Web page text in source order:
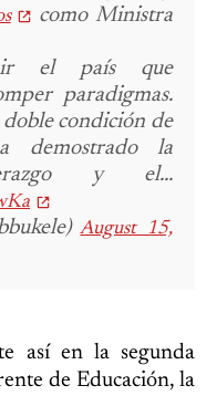
como Ministra
el país que
paradigmas.
condición de
demostrado la
y el…
August 15,
así en la segunda
de Educación, la